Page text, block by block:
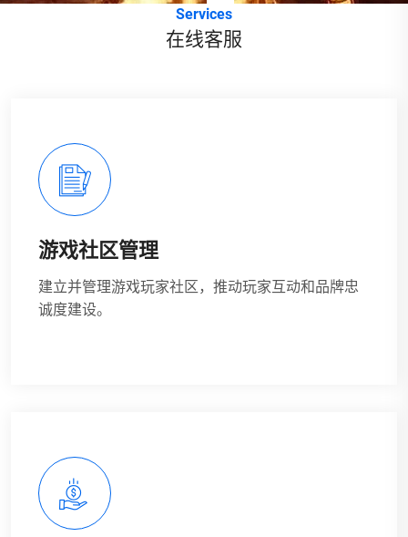
Services
在线客服
游戏社区管理
建立并管理游戏玩家社区，推动玩家互动和品牌忠
诚度建设。